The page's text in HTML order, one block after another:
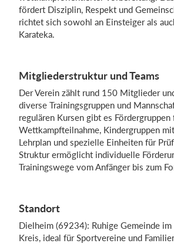
Einloggen
fördert Disziplin, Respekt und
richtet sich sowohl an Einsteiger als
Karateka.
Mitgliederstruktur und Teams
Der Verein zählt rund 150 Mitglieder
diverse Trainingsgruppen und
regulären Kursen gibt es Fördergruppen
Wettkampfteilnahme, Kindergruppen
Lehrplan und spezielle Einheiten für
Struktur ermöglicht individuelle
Trainingswege vom Anfänger bis zum
Standort
Dielheim (69234): Ruhige Gemeinde
Kreis, ideal für Sportvereine und